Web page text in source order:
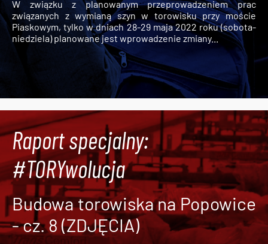
W związku z planowanym przeprowadzeniem prac
związanych z wymianą szyn w torowisku przy moście
Piaskowym, tylko w dniach 28-29 maja 2022 roku (sobota-
niedziela) planowane jest wprowadzenie zmiany...
Raport specjalny:
#TORYwolucja
Budowa torowiska na Popowice
- cz. 8 (ZDJĘCIA)